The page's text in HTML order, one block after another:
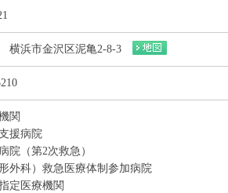
横浜市金沢区泥亀2-8-3
関
援病院
院（第2次救急）
外科）救急医療体制参加病院
定医療機関